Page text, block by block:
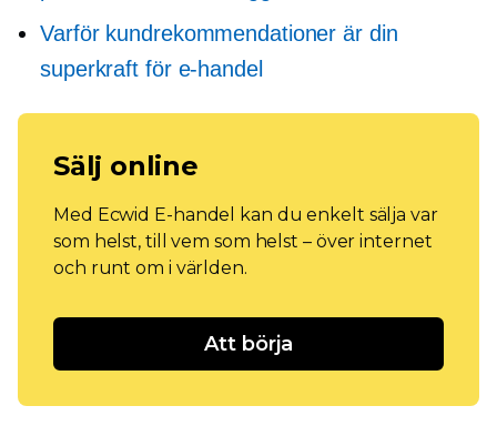
Varför kundrekommendationer är din
superkraft för e-handel
Sälj online
Med Ecwid E-handel kan du enkelt sälja var
som helst, till vem som helst – över internet
och runt om i världen.
Att börja